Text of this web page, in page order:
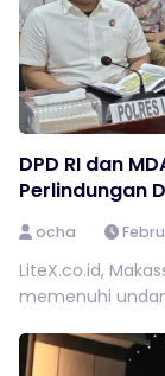
DPD RI dan
Perlindungan
ocha
LiteX.co.id,
memenuhi